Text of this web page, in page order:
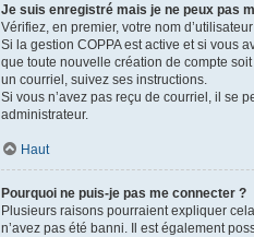
Je suis enregistré mais je ne peux pas
Vérifiez, en premier, votre nom
Si la gestion COPPA est active et si vous
que toute nouvelle création de compte
un courriel, suivez ses instructions.
Si vous n’avez pas reçu de courriel, il se
administrateur.
Haut
Pourquoi ne puis-je pas me connecter ?
Plusieurs raisons pourraient expliquer
n’avez pas été banni. Il est également